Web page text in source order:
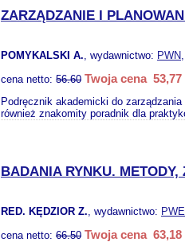
ZARZĄDZANIE I
POMYKALSKI A., wydawnictwo: PWN
cena netto: 56.60 Twoja cena 53,77
Podręcznik akademicki do
również znakomity poradnik dla
BADANIA RYNKU. METODY,
RED. KĘDZIOR Z., wydawnictwo: PWE
cena netto: 66.50 Twoja cena 63,18